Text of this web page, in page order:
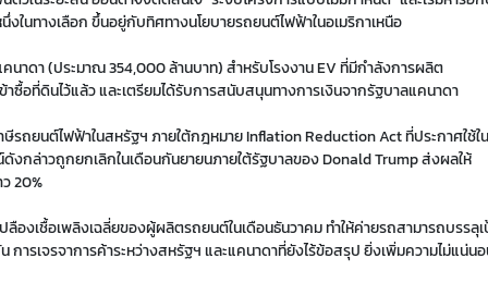
ในทางเลือก ขึ้นอยู่กับทิศทางนโยบายรถยนต์ไฟฟ้าในอเมริกาเหนือ
คนาดา (ประมาณ 354,000ล้านบาท) สำหรับโรงงาน EV ที่มีกำลังการผลิต
ซื้อที่ดินไว้แล้ว และเตรียมได้รับการสนับสนุนทางการเงินจากรัฐบาลแคนาดา
รถยนต์ไฟฟ้าในสหรัฐฯ ภายใต้กฎหมาย Inflation Reduction Act ที่ประกาศใช้ใ
งกล่าวถูกยกเลิกในเดือนกันยายนภายใต้รัฐบาลของ Donald Trump ส่งผลให้
20%
งเชื้อเพลิงเฉลี่ยของผู้ผลิตรถยนต์ในเดือนธันวาคม ทำให้ค่ายรถสามารถบรรลุเ
ารเจรจาการค้าระหว่างสหรัฐฯ และแคนาดาที่ยังไร้ข้อสรุป ยิ่งเพิ่มความไม่แน่น